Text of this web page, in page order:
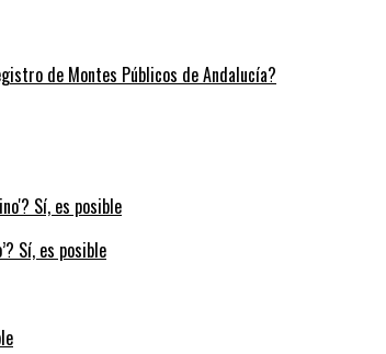
de Montes Públicos de Andalucía?
Sí, es posible